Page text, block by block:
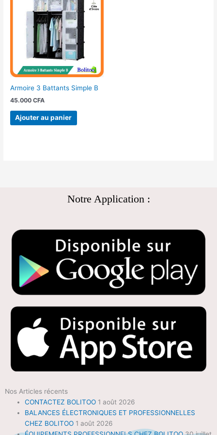
Armoire 3 Battants Simple B
45.000CFA
Ajouter au panier
Notre Application :
Nos Articles récents
CONTACTEZ BOLITOO 1 août 2026
BALANCES ÉLECTRONIQUES ET PROFESSIONNELLES
CHEZ BOLITOO 1 août 2026